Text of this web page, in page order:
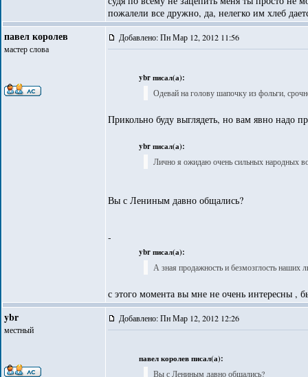
пожалели все дружно, да, нелегко им хлеб
павел королев
мастер слова
Добавлено: Пн Мар 12, 2012 11:56
ybr писал(а):
Одевай на голову шапочку из фольги,
Прикольно буду выглядеть, но вам явно надо
ybr писал(а):
Лично я ожидаю очень сильных народных
Вы с Лениным давно общались?
-
ybr писал(а):
А зная продажность и безмозглость
с этого момента вы мне не очень интересны ,
ybr
местный
Добавлено: Пн Мар 12, 2012 12:26
павел королев писал(а):
Вы с Лениным давно общались?